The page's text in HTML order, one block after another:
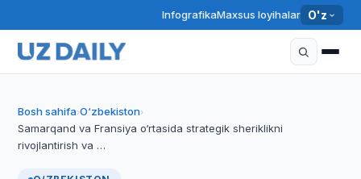
InfografikaMaxsus loyihalar O'z
Bosh sahifa›O‘zbekiston›
Samarqand va Fransiya o‘rtasida strategik sheriklikni
rivojlantirish va …